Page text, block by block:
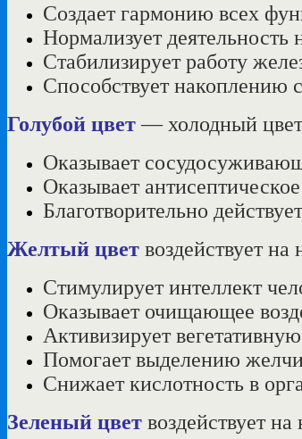
Создает гармонию всех
Нормализует деятельность
Стабилизирует работу
Способствует накоплению
Голубой цвет— холодный цвет
Оказывает
Оказывает
Благотворительно
Желтый цвет воздействует
Стимулирует интеллект
Оказывает очищающее
Активизирует
Помогает выделению
Снижает кислотность в
Зеленый цвет воздействует